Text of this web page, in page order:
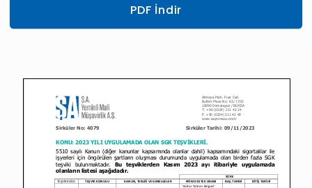
PDF İndir